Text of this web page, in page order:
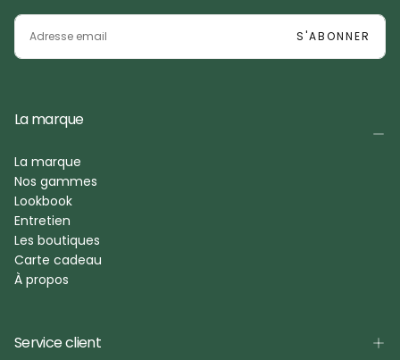
EMAIL
S'ABONNER
La marque
La marque
Nos gammes
Lookbook
Entretien
Les boutiques
Carte cadeau
À propos
Service client